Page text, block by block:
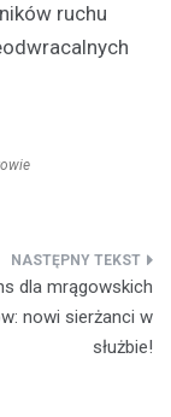
ruchu
dla mrągowskich
nowi sierżanci w
służbie!